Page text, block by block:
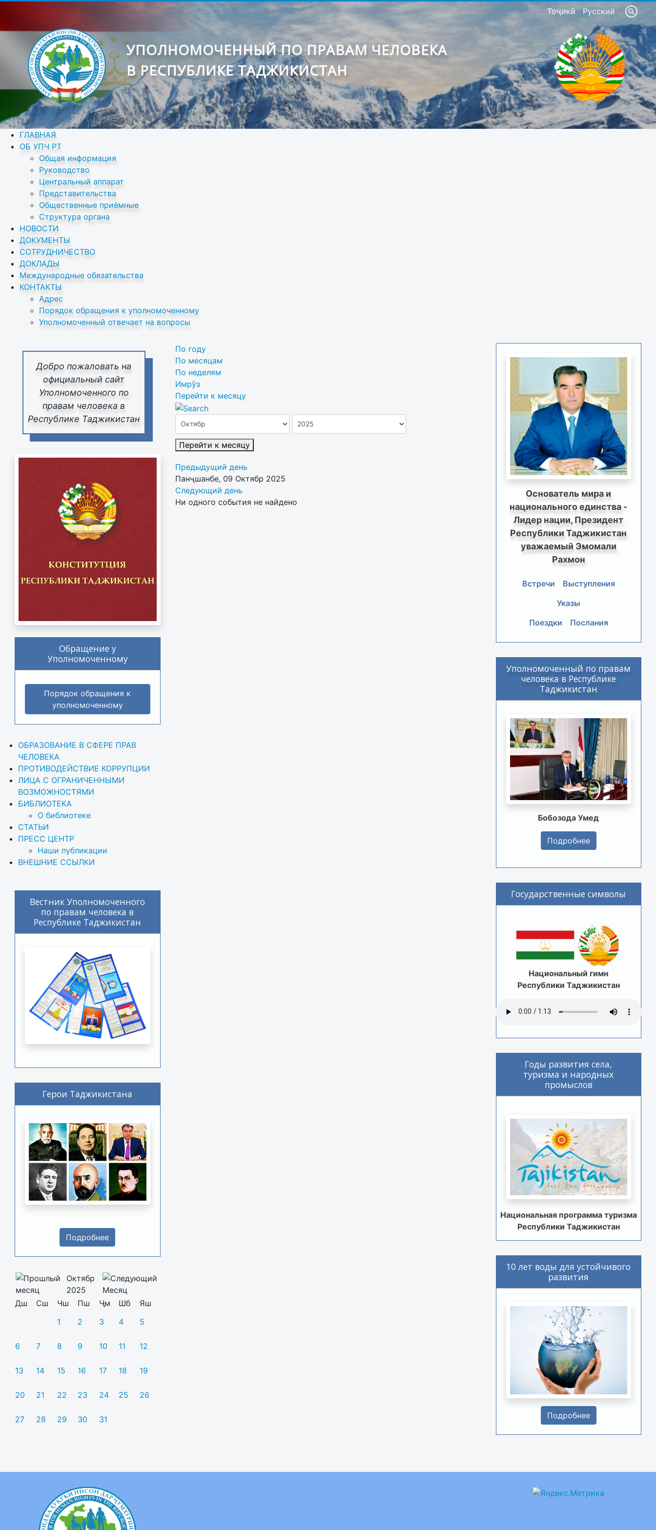
Тоҷикӣ Русский
УПОЛНОМОЧЕННЫЙ ПО ПРАВАМ ЧЕЛОВЕКА
В РЕСПУБЛИКЕ ТАДЖИКИСТАН
ГЛАВНАЯ
ОБ УПЧ РТ
Общая информация
Руководство
Центральный аппарат
Представительства
Общественные приёмные
Структура органа
НОВОСТИ
ДОКУМЕНТЫ
СОТРУДНИЧЕСТВО
ДОКЛАДЫ
Международные обязательства
КОНТАКТЫ
Адрес
Порядок обращения к уполномоченному
Уполномоченный отвечает на вопросы
Добро пожаловать на
официальный сайт
Уполномоченного по
правам человека в
Республике Таджикистан
Обращение у
Уполномоченному
Порядок обращения к
уполномоченному
ОБРАЗОВАНИЕ В СФЕРЕ ПРАВ
ЧЕЛОВЕКА
ПРОТИВОДЕЙСТВИЕ КОРРУПЦИИ
ЛИЦА С ОГРАНИЧЕННЫМИ
ВОЗМОЖНОСТЯМИ
БИБЛИОТЕКА
О библиотеке
СТАТЬИ
ПРЕСС ЦЕНТР
Наши публикации
ВНЕШНИЕ ССЫЛКИ
Вестник Уполномоченного
по правам человека в
Республике Таджикистан
Герои Таджикистана
Подробнее
Октябр
2025
Дш
Сш Чш Пш Ҷм Шб
Яш
1
2 3 4 5
6 7 8 9 10 11 12
13 14 15 16 17 18 19
20 21 22 23 24 25 26
27 28 29 30 31
По году
По месяцам
По неделям
Имрӯз
Перейти к месяцу
Перейти к месяцу
Предыдущий день
Панҷшанбе, 09 Октябр 2025
Следующий день
Ни одного события не найдено
Основатель мира и
национального единства -
Лидер нации, Президент
Республики Таджикистан
уважаемый Эмомали
Рахмон
Встречи
Выступления
Указы
Поездки
Послания
Уполномоченный по правам
человека в Республике
Таджикистан
Бобозода Умед
Подробнее
Государственные символы
Национальный гимн
Республики Таджикистан
Годы развития села,
туризма и народных
промыслов
Национальная программа туризма
Республики Таджикистан
10 лет воды для устойчивого
развития
Подробнее